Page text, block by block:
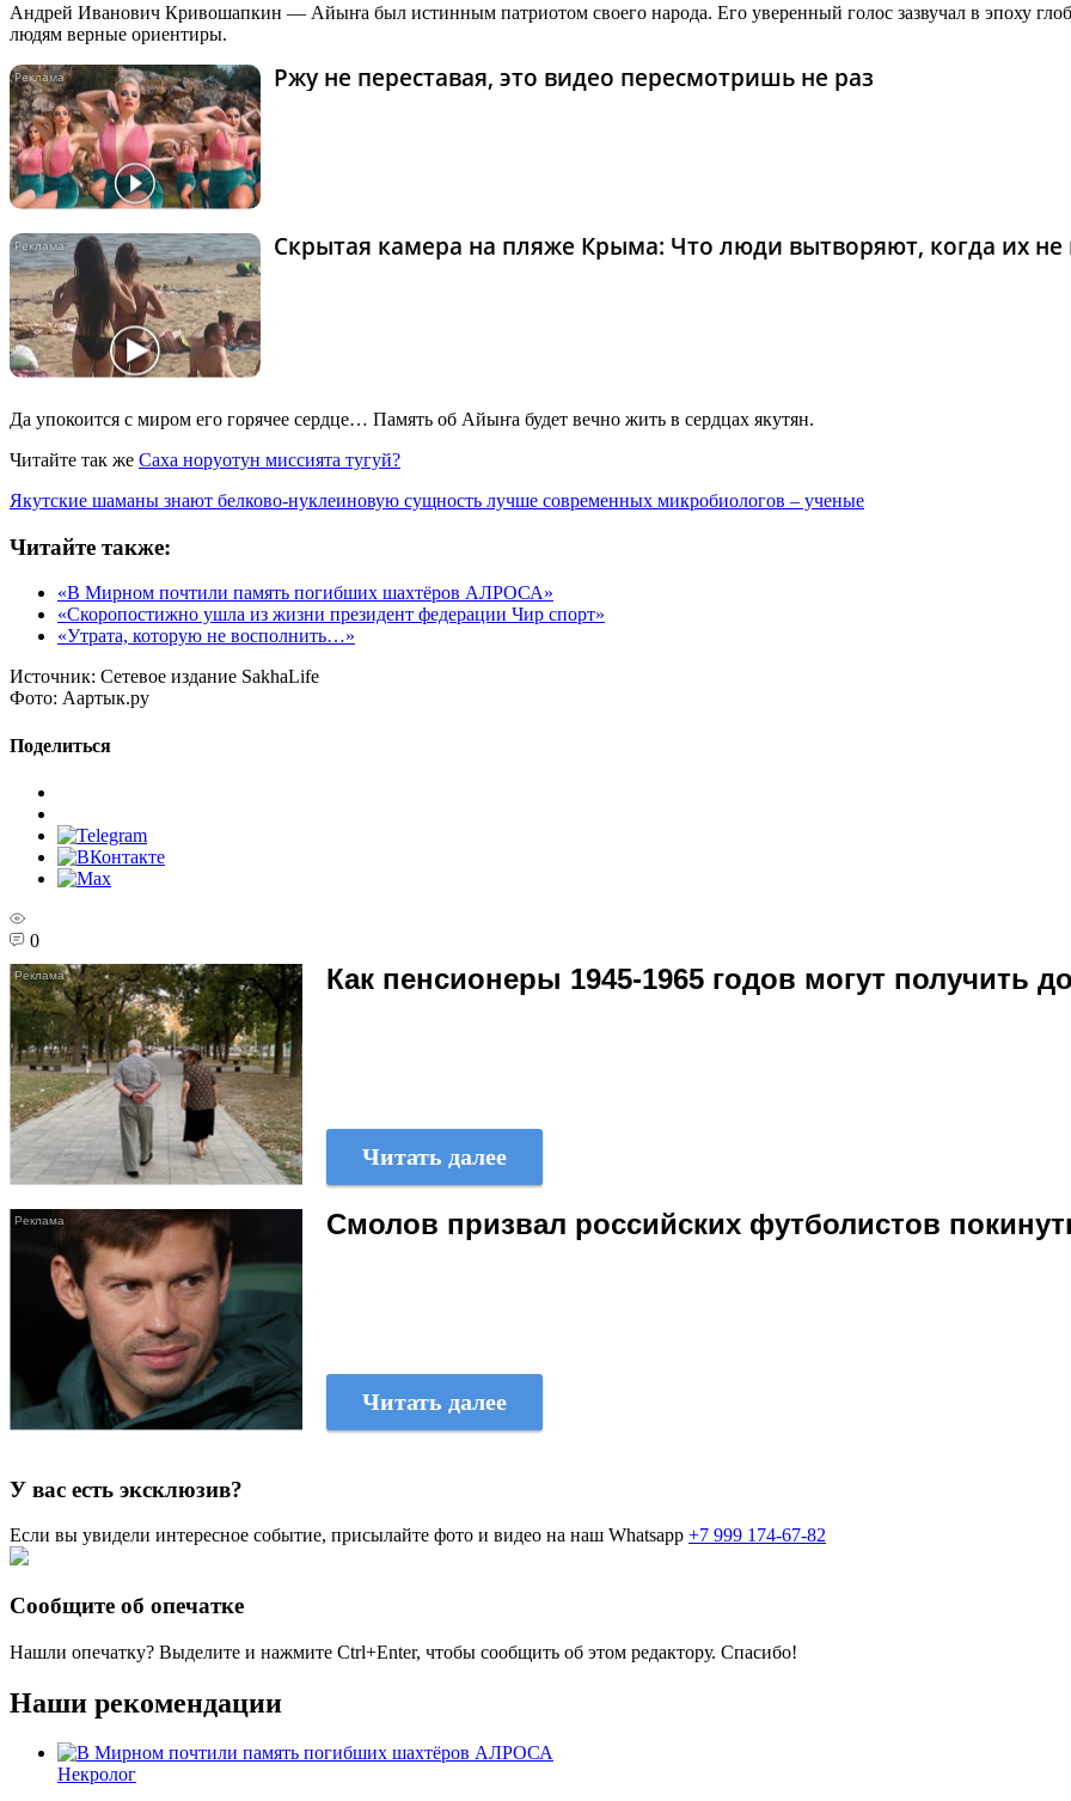
Андрей Иванович Кривошапкин — Айыҥа был истинным патриотом своего народа. Его уверенный голос зазвучал в эпоху
людям верные ориентиры.
Ржу не переставая, это видео пересмотришь не раз
Скрытая камера на пляже Крыма: Что люди вытворяют, когда их не
Да упокоится с миром его горячее сердце… Память об Айыҥа будет вечно жить в сердцах якутян.
Читайте так же Саха норуотун миссията тугуй?
Якутские шаманы знают белково-нуклеиновую сущность лучше современных микробиологов – ученые
Читайте также:
«В Мирном почтили память погибших шахтёров АЛРОСА»
«Скоропостижно ушла из жизни президент федерации Чир спорт»
«Утрата, которую не восполнить…»
Источник: Сетевое издание SakhaLife
Фото: Аартык.ру
Поделиться
0
Как пенсионеры 1945-1965 годов могут получить
Читать далее
Смолов призвал российских футболистов
Читать далее
У вас есть эксклюзив?
Если вы увидели интересное событие, присылайте фото и видео на наш Whatsapp +7 999 174-67-82
Сообщите об опечатке
Нашли опечатку? Выделите и нажмите Ctrl+Enter, чтобы сообщить об этом редактору. Спасибо!
Наши рекомендации
Некролог